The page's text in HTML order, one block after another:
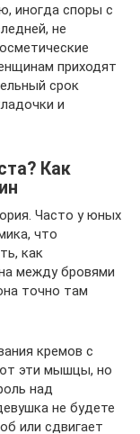
иногда споры с
не
приходят
срок
и
Как
Часто у юных
что
как
между бровями
точно там
кремов с
эти мышцы, но
над
не будете
или сдвигает